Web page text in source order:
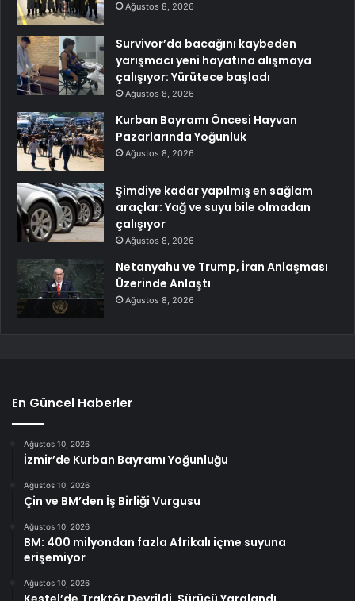
Ağustos 8, 2026
Survivor’da bacağını kaybeden
yarışmacı yeni hayatına alışmaya
çalışıyor: Yürütece başladı
Ağustos 8, 2026
Kurban Bayramı Öncesi Hayvan
Pazarlarında Yoğunluk
Ağustos 8, 2026
Şimdiye kadar yapılmış en sağlam
araçlar: Yağ ve suyu bile olmadan
çalışıyor
Ağustos 8, 2026
Netanyahu ve Trump, İran Anlaşması
Üzerinde Anlaştı
Ağustos 8, 2026
En Güncel Haberler
Ağustos 10, 2026
İzmir’de Kurban Bayramı Yoğunluğu
Ağustos 10, 2026
Çin ve BM’den İş Birliği Vurgusu
Ağustos 10, 2026
BM: 400 milyondan fazla Afrikalı içme suyuna
erişemiyor
Ağustos 10, 2026